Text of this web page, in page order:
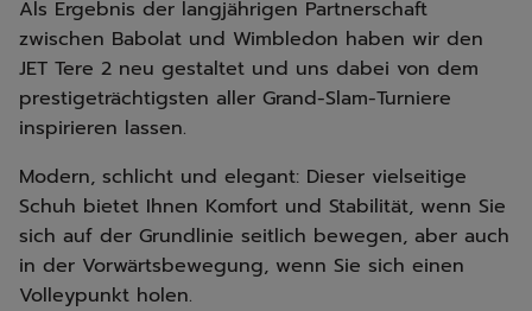
Als Ergebnis der langjährigen Partnerschaft
zwischen Babolat und Wimbledon haben wir den
JET Tere 2 neu gestaltet und uns dabei von dem
prestigeträchtigsten aller Grand-Slam-Turniere
inspirieren lassen.
Modern, schlicht und elegant: Dieser vielseitige
Schuh bietet Ihnen Komfort und Stabilität, wenn Sie
sich auf der Grundlinie seitlich bewegen, aber auch
in der Vorwärtsbewegung, wenn Sie sich einen
Volleypunkt holen.